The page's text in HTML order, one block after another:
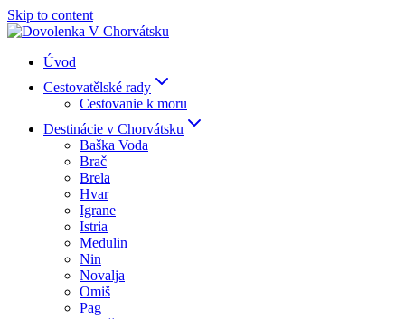
Skip to content
Úvod
Cestovatělské rady
Cestovanie k moru
Destinácie v Chorvátsku
Baška Voda
Brač
Brela
Hvar
Igrane
Istria
Medulin
Nin
Novalja
Omiš
Pag